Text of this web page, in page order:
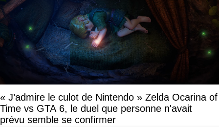
« J’admire le culot de Nintendo » Zelda Ocarina of
Time vs GTA 6, le duel que personne n'avait
prévu semble se confirmer